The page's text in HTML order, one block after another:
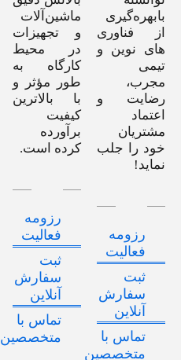
بابهره‌گیری
از فناوری
های نوین و
تیمی
مجرب،
رضایت و
اعتماد
مشتریان
خود را جلب
نماید!
رزومه
فعالیت
ثبت
سفارش
آنلاین
تماس با
متخصصین
ماشین‌آلات
و تجهیزات
در محیط
کارگاه به
طور مؤثر و
با بالاترین
کیفیت
برآورده
کرده است.
رزومه
فعالیت
ثبت
سفارش
آنلاین
تماس با
متخصصین